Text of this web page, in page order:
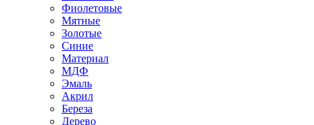
Фиолетовые
Мятные
Золотые
Синие
Материал
МДФ
Эмаль
Акрил
Береза
Дерево